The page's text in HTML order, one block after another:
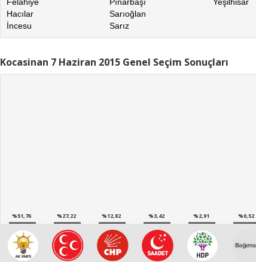
Hacılar
İncesu
Sarıoğlan
Sarız
Kocasinan 7 Haziran 2015 Genel Seçim Sonuçları
%51,76 %27,22 %12,82 %3,42 %2,91 %0,52